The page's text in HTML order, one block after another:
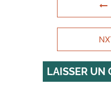
LAISSER UN